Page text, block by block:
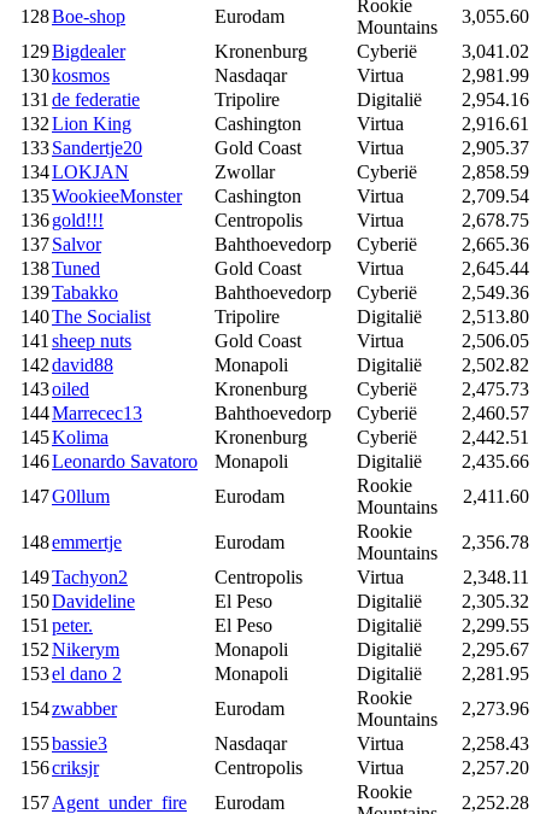
128Boe-shop Eurodam
Rookie
Mountains
3,055.60
129Bigdealer Kronenburg Cyberië
3,041.02
130kosmos Nasdaqar Virtua
2,981.99
131 de federatie Tripolire Digitalië
2,954.16
132Lion King Cashington Virtua
2,916.61
133Sandertje20 Gold Coast Virtua
2,905.37
134LOKJAN Zwollar Cyberië
2,858.59
135WookieeMonster Cashington Virtua
2,709.54
136gold!!! Centropolis Virtua
2,678.75
137Salvor Bahthoevedorp Cyberië
2,665.36
138Tuned Gold Coast Virtua
2,645.44
139Tabakko Bahthoevedorp Cyberië
2,549.36
140The Socialist Tripolire Digitalië
2,513.80
141 sheep nuts Gold Coast Virtua
2,506.05
142david88 Monapoli Digitalië
2,502.82
143oiled Kronenburg Cyberië
2,475.73
144Marrecec13 Bahthoevedorp Cyberië
2,460.57
145Kolima Kronenburg Cyberië
2,442.51
146Leonardo Savatoro Monapoli Digitalië
2,435.66
147G0llum Eurodam
Rookie
Mountains
2,411.60
148emmertje Eurodam
Rookie
Mountains
2,356.78
149Tachyon2 Centropolis Virtua
2,348.11
150Davideline El Peso Digitalië
2,305.32
151 peter. El Peso Digitalië
2,299.55
152Nikerym Monapoli Digitalië
2,295.67
153el dano 2 Monapoli Digitalië
2,281.95
154zwabber Eurodam
Rookie
Mountains
2,273.96
155bassie3 Nasdaqar Virtua
2,258.43
156criksjr Centropolis Virtua
2,257.20
157Agent_under_fire Eurodam
Rookie
2,252.28